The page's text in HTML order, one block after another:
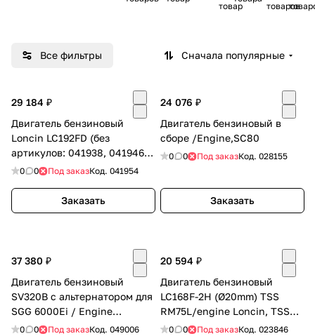
товар
х
нций
товаров
ого
ия
Все фильтры Сначала популярные
29 184 ₽
Двигатель бензиновый
Loncin LC192FD (без
артикулов: 041938, 041946,
041266
поршневые))
0 0 Под заказКод. 041954
Заказать
24 076 ₽
Двигатель бензиновый в
сборе /Engine,SC80
0 0 Под заказКод. 028155
Заказать
37 380 ₽
Двигатель бензиновый
SV320B с альтернатором для
SGG 6000Ei / Engine
Assembly for SGG 6000Ei
0 0 Под заказКод. 049006
20 594 ₽
Двигатель бензиновый
LC168F-2H (Ø20mm) TSS
RM75L/engine Loncin, TSS
RM75L (WH-RM80-001)
0 0 Под заказКод. 023846
25
% картой любого банка
Получайте товар
выбранный способом
Оставшиеся75% будут
Подробнее
об оплате Плайтом